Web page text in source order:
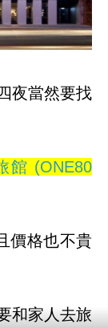
夜當然要找
館 (ONE80
價格也不貴
和家人去旅